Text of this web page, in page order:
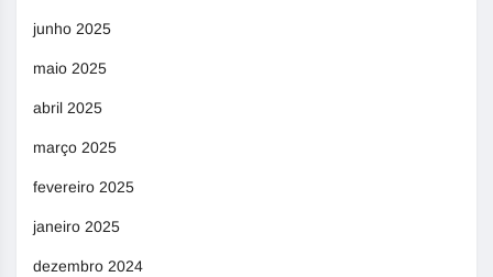
junho 2025
maio 2025
abril 2025
março 2025
fevereiro 2025
janeiro 2025
dezembro 2024